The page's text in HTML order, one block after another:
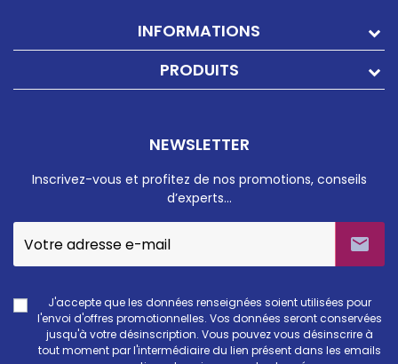
INFORMATIONS
PRODUITS
NEWSLETTER
Inscrivez-vous et profitez de nos promotions, conseils
d’experts…

J'accepte que les données renseignées soient utilisées pour
l'envoi d'offres promotionnelles. Vos données seront conservées
jusqu'à votre désinscription. Vous pouvez vous désinscrire à
tout moment par l'intermédiaire du lien présent dans les emails